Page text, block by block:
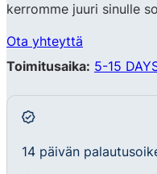
kerromme juuri sinulle
Ota yhteyttä
Toimitusaika: 5-15
14 päivän